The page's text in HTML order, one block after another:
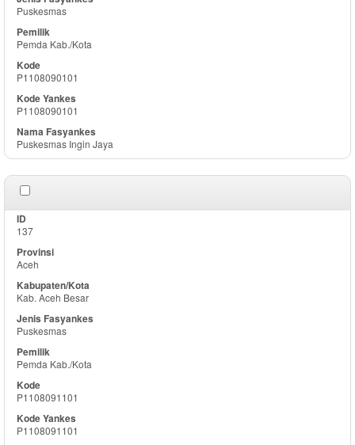
Puskesmas
Pemda Kab./Kota
P1108090101
P1108090101
Puskesmas Ingin Jaya
137
Aceh
Kab. Aceh Besar
Puskesmas
Pemda Kab./Kota
P1108091101
P1108091101